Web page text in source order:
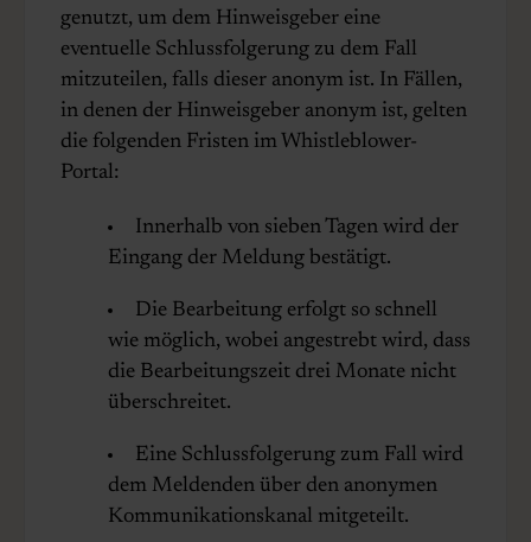
genutzt, um dem Hinweisgeber eine
eventuelle Schlussfolgerung zu dem Fall
mitzuteilen, falls dieser anonym ist. In Fällen,
in denen der Hinweisgeber anonym ist, gelten
die folgenden Fristen im Whistleblower-
Portal:
Innerhalb von sieben Tagen wird der
Eingang der Meldung bestätigt.
Die Bearbeitung erfolgt so schnell
wie möglich, wobei angestrebt wird, dass
die Bearbeitungszeit drei Monate nicht
überschreitet.
Eine Schlussfolgerung zum Fall wird
dem Meldenden über den anonymen
Kommunikationskanal mitgeteilt.